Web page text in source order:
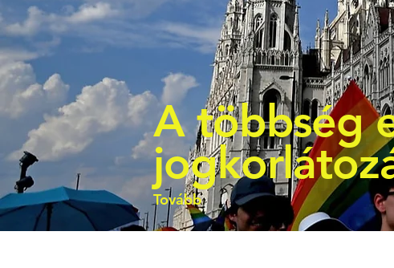
A többség
Tovább